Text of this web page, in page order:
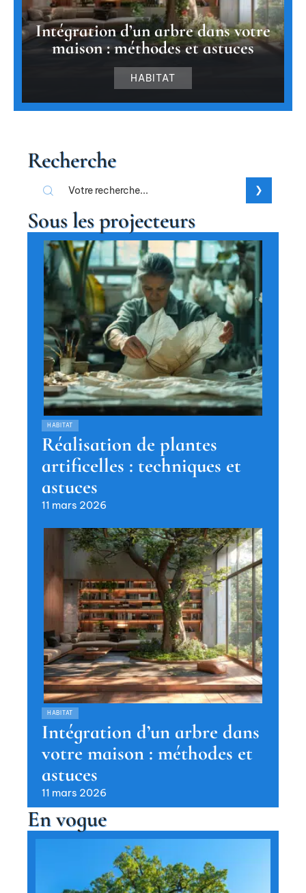
Intégration d’un arbre dans votre
maison : méthodes et astuces
HABITAT
Recherche
Sous les projecteurs
HABITAT
Réalisation de plantes
artificelles : techniques et
astuces
11 mars 2026
HABITAT
Intégration d’un arbre dans
votre maison : méthodes et
astuces
11 mars 2026
En vogue